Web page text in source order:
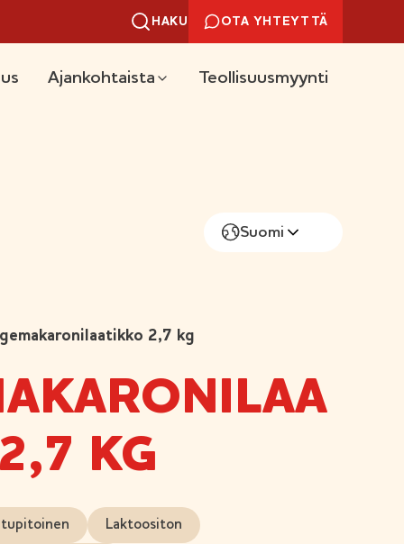
HAKU OTA YHTEYTTÄ
Ajankohtaista Teollisuusmyynti
Suomi
2,7 kg
KG
Laktoositon